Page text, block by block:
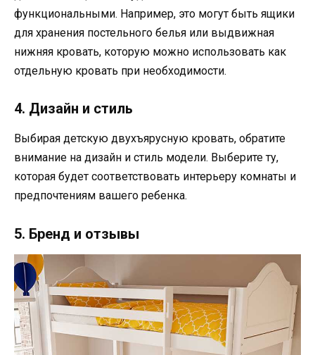
функциональными. Например, это могут быть ящики
для хранения постельного белья или выдвижная
нижняя кровать, которую можно использовать как
отдельную кровать при необходимости.
4. Дизайн и стиль
Выбирая детскую двухъярусную кровать, обратите
внимание на дизайн и стиль модели. Выберите ту,
которая будет соответствовать интерьеру комнаты и
предпочтениям вашего ребенка.
5. Бренд и отзывы